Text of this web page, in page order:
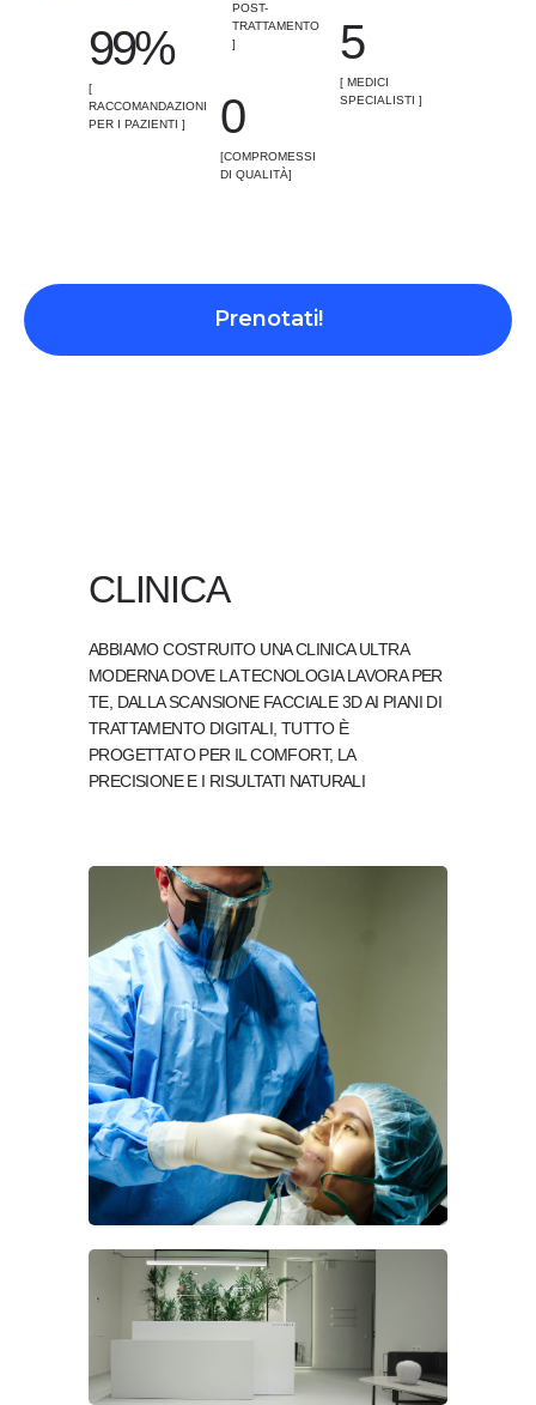
POST-
TRATTAMENTO
]
99%
[
RACCOMANDAZIONI
PER I PAZIENTI ]
0
[COMPROMESSI
DI QUALITÀ]
5
[ MEDICI
SPECIALISTI ]
Prenotati!
CLINICA
ABBIAMO COSTRUITO UNA CLINICA ULTRA
MODERNA DOVE LA TECNOLOGIA LAVORA PER
TE, DALLA SCANSIONE FACCIALE 3D AI PIANI DI
TRATTAMENTO DIGITALI, TUTTO È
PROGETTATO PER IL COMFORT, LA
PRECISIONE E I RISULTATI NATURALI